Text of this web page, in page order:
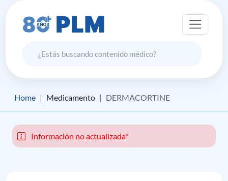
Home Medicamento DERMACORTINE
Información no actualizada*